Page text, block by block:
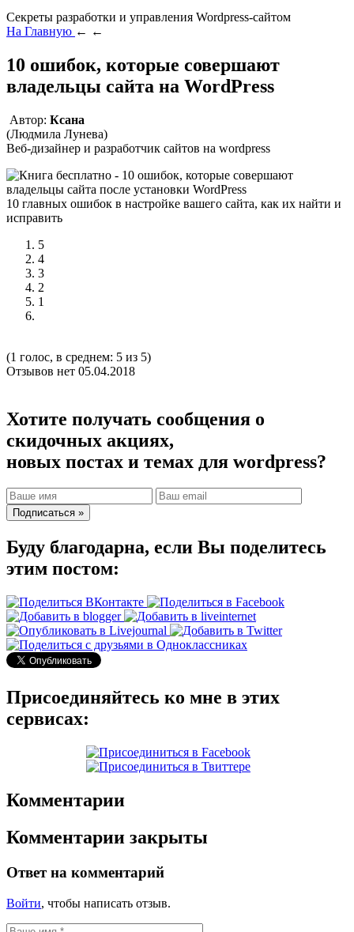
Секреты разработки и управления Wordpress-сайтом
На Главную ← ←
10 ошибок, которые совершают
владельцы сайта на WordPress
Автор: Ксана
(Людмила Лунева)
Веб-дизайнер и разработчик сайтов на wordpress
10 главных ошибок в настройке вашего сайта, как их найти и
исправить
5
4
3
2
1
(1 голос, в среднем: 5 из 5)
Отзывов нет 05.04.2018
Хотите получать сообщения о
скидочных акциях,
новых постах и темах для wordpress?
Буду благодарна, если Вы поделитесь
этим постом:
Присоединяйтесь ко мне в этих
сервисах:
Комментарии
Комментарии закрыты
Ответ на комментарий
Войти, чтобы написать отзыв.